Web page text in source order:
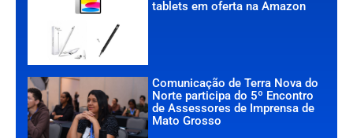
tablets em oferta na Amazon
Comunicação de Terra Nova do
Norte participa do 5º Encontro
de Assessores de Imprensa de
Mato Grosso